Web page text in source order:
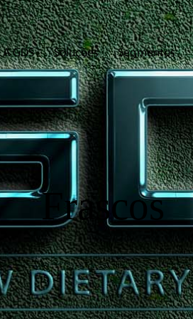
A GDS Soluções Segmentos
Frascos